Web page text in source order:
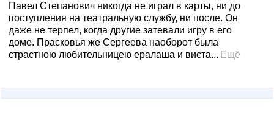
Павел Степанович никогда не играл в карты, ни до
поступления на театральную службу, ни после. Он
даже не терпел, когда другие затевали игру в его
доме. Прасковья же Сергеева наоборот была
страстною любительницею ералаша и виста... Ещё